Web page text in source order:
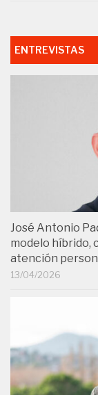
ENTREVISTAS
José Antonio
modelo híbrido,
atención
13/04/2026